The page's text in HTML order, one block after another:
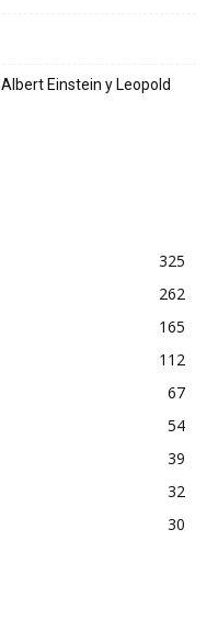
Einstein y Leopold
325
262
165
112
67
54
39
32
30